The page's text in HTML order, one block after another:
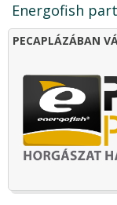
Energofish
PECAPLÁZÁBAN